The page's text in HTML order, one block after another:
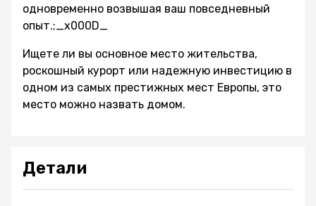
одновременно возвышая ваш повседневный
опыт.;_x000D_
Ищете ли вы основное место жительства,
роскошный курорт или надежную инвестицию в
одном из самых престижных мест Европы, это
место можно назвать домом.
Детали